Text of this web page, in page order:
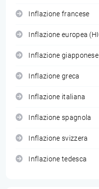
Inflazione francese
Inflazione europea
Inflazione giapponese
Inflazione greca
Inflazione italiana
Inflazione spagnola
Inflazione svizzera
Inflazione tedesca